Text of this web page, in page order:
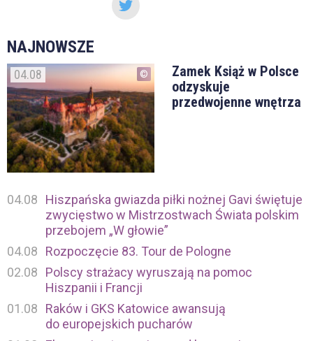
NAJNOWSZE
04.08
Zamek Książ w Polsce
odzyskuje
przedwojenne wnętrza
04.08
Hiszpańska gwiazda piłki nożnej Gavi świętuje
zwycięstwo w Mistrzostwach Świata polskim
przebojem „W głowie”
04.08
Rozpoczęcie 83. Tour de Pologne
02.08
Polscy strażacy wyruszają na pomoc
Hiszpanii i Francji
01.08
Raków i GKS Katowice awansują
do europejskich pucharów